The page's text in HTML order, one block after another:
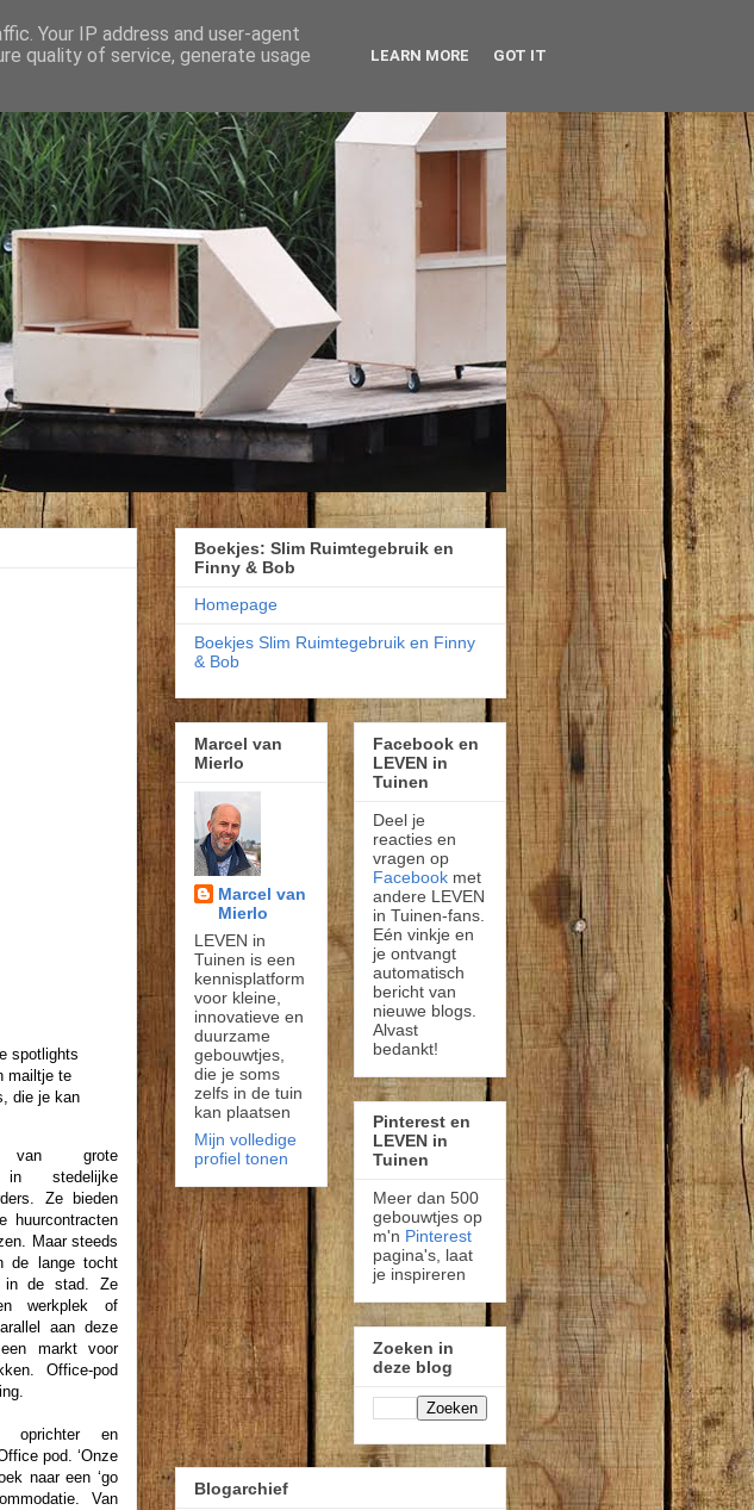
spotlights
mailtje te
die je kan
van grote
in stedelijke
Ze bieden
huurcontracten
Maar steeds
de lange tocht
in de stad. Ze
werkplek of
aan deze
markt voor
Office-pod
oprichter en
pod. ‘Onze
naar een ‘go
Van
Boekjes: Slim Ruimtegebruik en
Finny & Bob
Homepage
Boekjes Slim Ruimtegebruik en Finny
& Bob
Marcel van
Mierlo
Marcel van
Mierlo
LEVEN in
Tuinen is een
kennisplatform
voor kleine,
innovatieve en
duurzame
gebouwtjes,
die je soms
zelfs in de tuin
kan plaatsen
Mijn volledige
profiel tonen
Facebook en
LEVEN in
Tuinen
Deel je
reacties en
vragen op
Facebook met
andere LEVEN
in Tuinen-fans.
Eén vinkje en
je ontvangt
automatisch
bericht van
nieuwe blogs.
Alvast
bedankt!
Pinterest en
LEVEN in
Tuinen
Meer dan 500
gebouwtjes op
m'n Pinterest
pagina's, laat
je inspireren
Zoeken in
deze blog
Blogarchief
Your IP address and user-agent
quality of service, generate usage
LEARN MORE GOT IT